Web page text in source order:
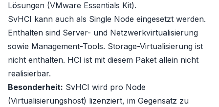
Lösungen (VMware Essentials Kit).
SvHCI kann auch als Single Node eingesetzt werden.
Enthalten sind Server- und Netzwerkvirtualisierung
sowie Management-Tools. Storage-Virtualisierung ist
nicht enthalten. HCI ist mit diesem Paket allein nicht
realisierbar.
Besonderheit: SvHCI wird pro Node
(Virtualisierungshost) lizenziert, im Gegensatz zu